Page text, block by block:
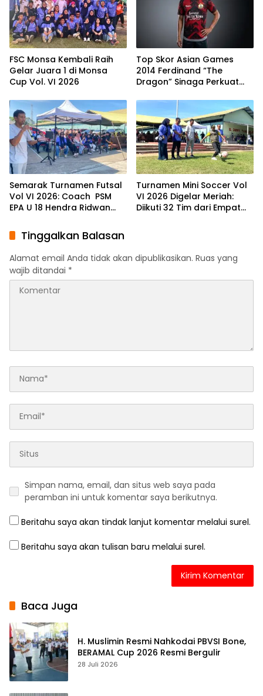
FSC Monsa Kembali Raih
Gelar Juara 1 di Monsa
Cup Vol. VI 2026
Top Skor Asian Games
2014 Ferdinand “The
Dragon” Sinaga Perkuat
Kota Makassar Cup 2026
Semarak Turnamen Futsal
Vol VI 2026: Coach PSM
EPA U 18 Hendra Ridwan
Tim
Turnamen Mini Soccer Vol
VI 2026 Digelar Meriah:
Diikuti 32 Tim dari Empat
Tinggalkan Balasan
Alamat email Anda tidak akan dipublikasikan. Ruas yang
wajib ditandai *
Simpan nama, email, dan situs web saya pada
peramban ini untuk komentar saya berikutnya.
Beritahu saya akan tindak lanjut komentar melalui surel.
Beritahu saya akan tulisan baru melalui surel.
Baca Juga
H. Muslimin Resmi Nahkodai PBVSI Bone,
BERAMAL Cup 2026 Resmi Bergulir
28 Juli 2026